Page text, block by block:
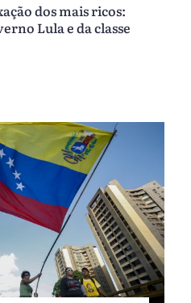
dos mais ricos:
Lula e da classe